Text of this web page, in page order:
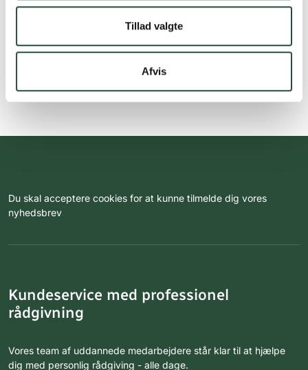
Tillad valgte
Afvis
Du skal acceptere cookies for at kunne tilmelde dig vores
nyhedsbrev
Kundeservice med professionel
rådgivning
Vores team af uddannede medarbejdere står klar til at hjælpe
dig med personlig rådgiving - alle dage.